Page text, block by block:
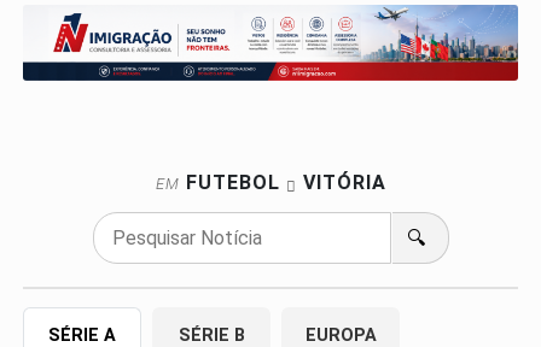
EM FUTEBOL VITÓRIA
🔍
SÉRIE A SÉRIE B EUROPA